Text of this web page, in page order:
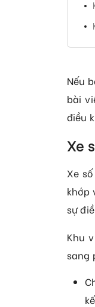
Nếu
bài
điều
Xe
Xe
khớp
sự
Khu
sang